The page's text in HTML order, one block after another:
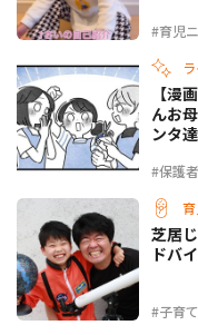
#育児
#保護
【漫
んお
ンタ
#子育
芝居
ドバ